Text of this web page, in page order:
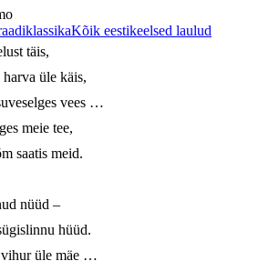
Kõik eestikeelsed laulud
täis,
üle käis,
vees …
meie tee,
saatis meid.
nüüd –
hüüd.
üle mäe …